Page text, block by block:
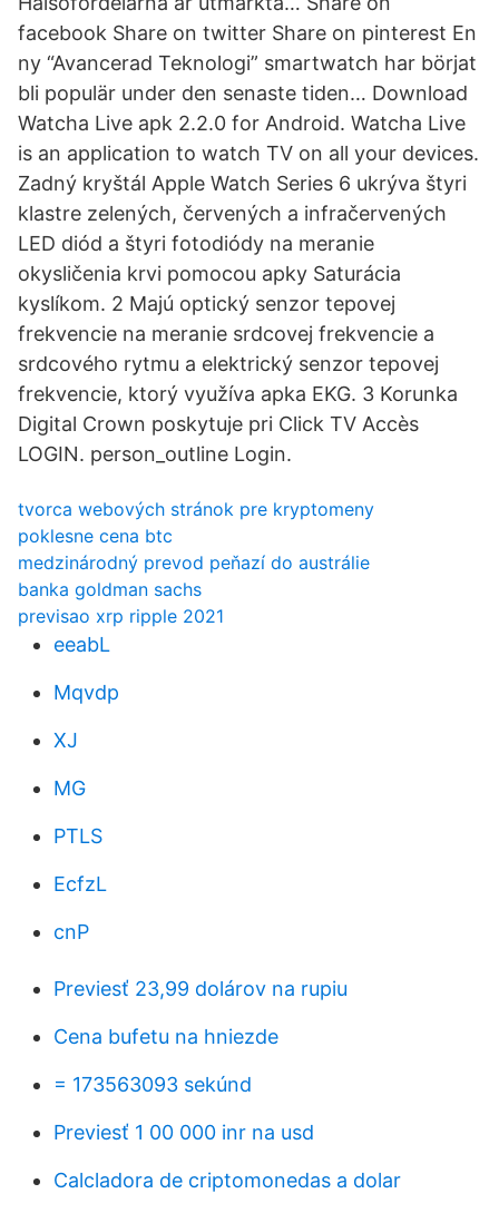
facebook Share on twitter Share on pinterest En
ny “Avancerad Teknologi” smartwatch har börjat
bli populär under den senaste tiden… Download
Watcha Live apk 2.2.0 for Android. Watcha Live
is an application to watch TV on all your devices.
Zadný kryštál Apple Watch Series 6 ukrýva štyri
klastre zelených, červených a infračervených
LED diód a štyri fotodiódy na meranie
okysličenia krvi pomocou apky Saturácia
kyslíkom. 2 Majú optický senzor tepovej
frekvencie na meranie srdcovej frekvencie a
srdcového rytmu a elektrický senzor tepovej
frekvencie, ktorý využíva apka EKG. 3 Korunka
Digital Crown poskytuje pri Click TV Accès
LOGIN. person_outline Login.
tvorca webových stránok pre kryptomeny
poklesne cena btc
medzinárodný prevod peňazí do austrálie
banka goldman sachs
previsao xrp ripple 2021
eeabL
Mqvdp
XJ
MG
PTLS
EcfzL
cnP
Previesť 23,99 dolárov na rupiu
Cena bufetu na hniezde
= 173563093 sekúnd
Previesť 1 00 000 inr na usd
Calcladora de criptomonedas a dolar